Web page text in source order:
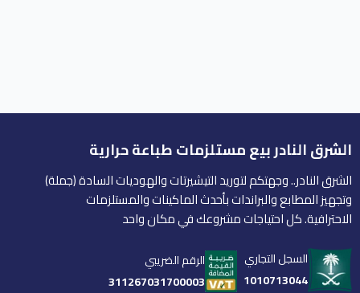
الشرق النادر بيع مستلزمات طباعة حرارية
الشرق النادر.. وجهتكم لتوريد التيشيرتات والهوديات السادة (جملة)
وتجهيز المطابع والبراندات بأحدث الماكينات والمستلزمات
الاحترافية. كل احتياجات مشروعك في مكان واحد
السجل التجاري
1010713044
الرقم الضريبي
311267031700003